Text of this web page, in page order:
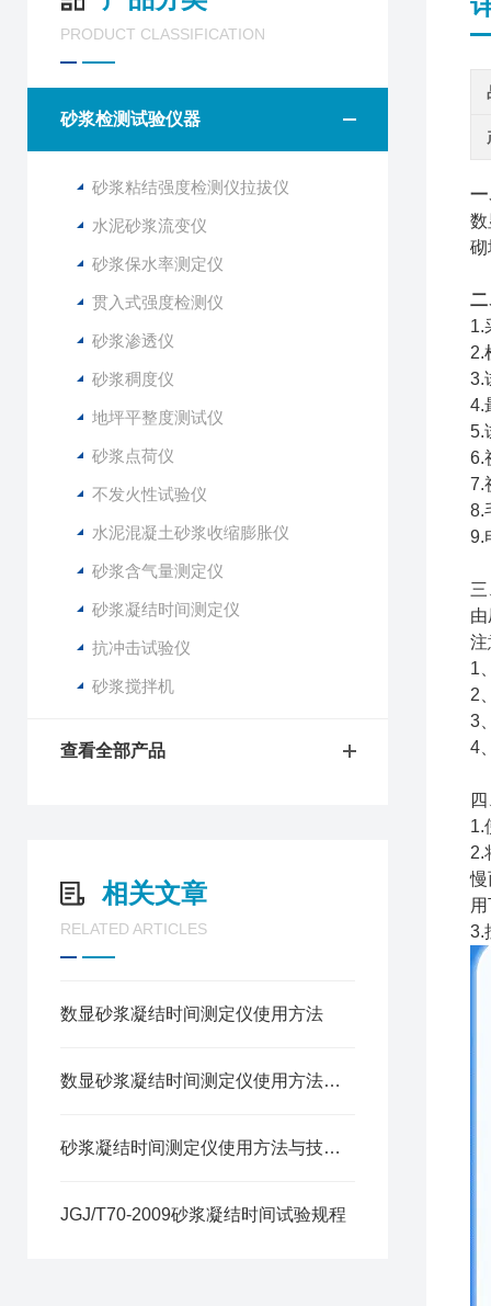
PRODUCT CLASSIFICATION
砂浆检测试验仪器
砂浆粘结强度检测仪拉拔仪
水泥砂浆流变仪
砂浆保水率测定仪
贯入式强度检测仪
砂浆渗透仪
砂浆稠度仪
地坪平整度测试仪
砂浆点荷仪
不发火性试验仪
水泥混凝土砂浆收缩膨胀仪
砂浆含气量测定仪
砂浆凝结时间测定仪
抗冲击试验仪
砂浆搅拌机
查看全部产品
相关文章
RELATED ARTICLES
数显砂浆凝结时间测定仪使用方法
数显砂浆凝结时间测定仪使用方法与技术指标
砂浆凝结时间测定仪使用方法与技术指标
JGJ/T70-2009砂浆凝结时间试验规程
一
数
砌
二
1.
2.
3.
4.
5.
6.
7.
8.
9.
注
1
2
3
4
1.
2.
慢
3.